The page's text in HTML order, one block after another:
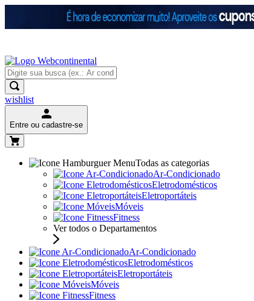
wishlist
Entre ou cadastre-se
Todas as categorias
Ar-Condicionado
Eletrodomésticos
Eletroportáteis
Móveis
Fitness
Ver todos o Departamentos
Ar-Condicionado
Eletrodomésticos
Eletroportáteis
Móveis
Fitness